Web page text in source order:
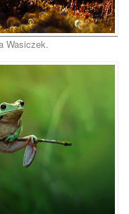
Wasiczek.